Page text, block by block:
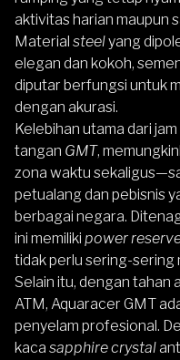
aktivitas harian maupun
Material steelyang
elegan dan kokoh,
diputar berfungsi untuk
dengan akurasi.
Kelebihan utama dari
tangan GMT,
zona waktu
petualang dan pebisnis
berbagai negara.
ini memiliki power
tidak perlu sering-sering
Selain itu, dengan tahan
ATM, Aquaracer GMT
penyelam profesional.
kaca sapphire crystal